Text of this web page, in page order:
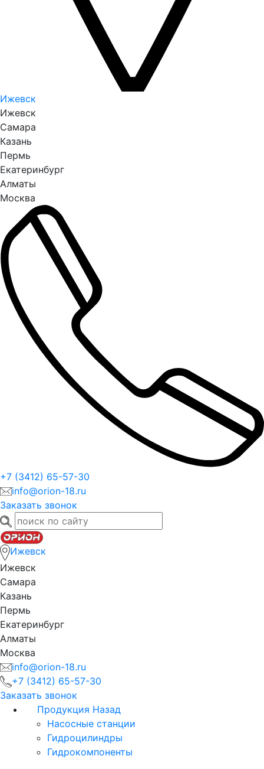
Ижевск
Ижевск
Самара
Казань
Пермь
Екатеринбург
Алматы
Москва
+7 (3412) 65-57-30
info@orion-18.ru
Заказать звонок
Ижевск
Ижевск
Самара
Казань
Пермь
Екатеринбург
Алматы
Москва
info@orion-18.ru
+7 (3412) 65-57-30
Заказать звонок
Продукция Назад
Насосные станции
Гидроцилиндры
Гидрокомпоненты